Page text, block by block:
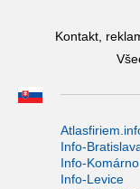
Kontakt,
Info-
Info-Komárno
Info-Levice